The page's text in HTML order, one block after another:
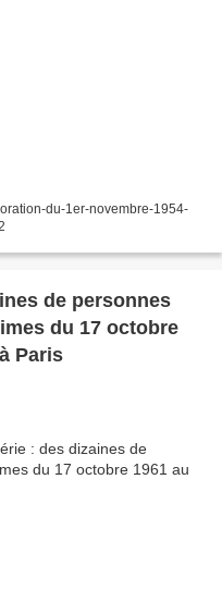
du-1er-novembre-1954-
de personnes
du 17 octobre
Paris